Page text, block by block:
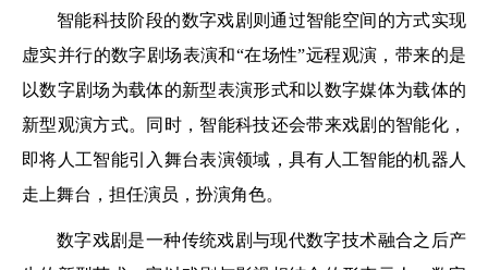
智能科技阶段的数字戏剧则通过智能空间的方式实现
虚实并行的数字剧场表演和“在场性”远程观演，带来的是
以数字剧场为载体的新型表演形式和以数字媒体为载体的
新型观演方式。同时，智能科技还会带来戏剧的智能化，
即将人工智能引入舞台表演领域，具有人工智能的机器人
走上舞台，担任演员，扮演角色。
数字戏剧是一种传统戏剧与现代数字技术融合之后产